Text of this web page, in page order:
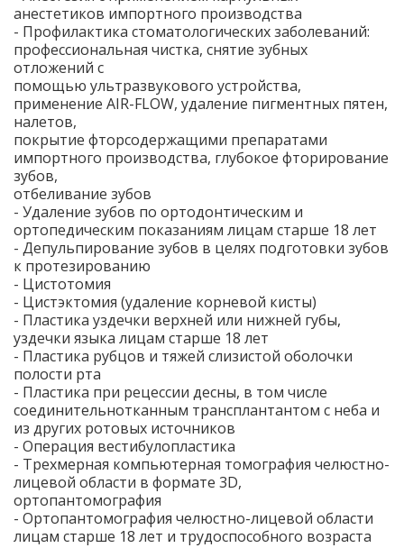
анестетиков импортного производства
- Профилактика стоматологических заболеваний:
профессиональная чистка, снятие зубных
отложений с
помощью ультразвукового устройства,
применение AIR-FLOW, удаление пигментных пятен,
налетов,
покрытие фторсодержащими препаратами
импортного производства, глубокое фторирование
зубов,
отбеливание зубов
- Удаление зубов по ортодонтическим и
ортопедическим показаниям лицам старше 18 лет
- Депульпирование зубов в целях подготовки зубов
к протезированию
- Цистотомия
- Цистэктомия (удаление корневой кисты)
- Пластика уздечки верхней или нижней губы,
уздечки языка лицам старше 18 лет
- Пластика рубцов и тяжей слизистой оболочки
полости рта
- Пластика при рецессии десны, в том числе
соединительнотканным трансплантантом с неба и
из других ротовых источников
- Операция вестибулопластика
- Трехмерная компьютерная томография челюстно-
лицевой области в формате 3D,
ортопантомография
- Ортопантомография челюстно-лицевой области
лицам старше 18 лет и трудоспособного возраста